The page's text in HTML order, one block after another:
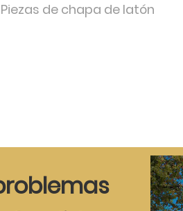
Piezas de chapa de latón